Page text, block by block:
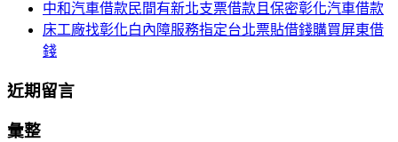
中和汽車借款民間有新北支票借款且保密彰化汽車借款
床工廠找彰化白內障服務指定台北票貼借錢購買屏東借
錢
近期留言
彙整